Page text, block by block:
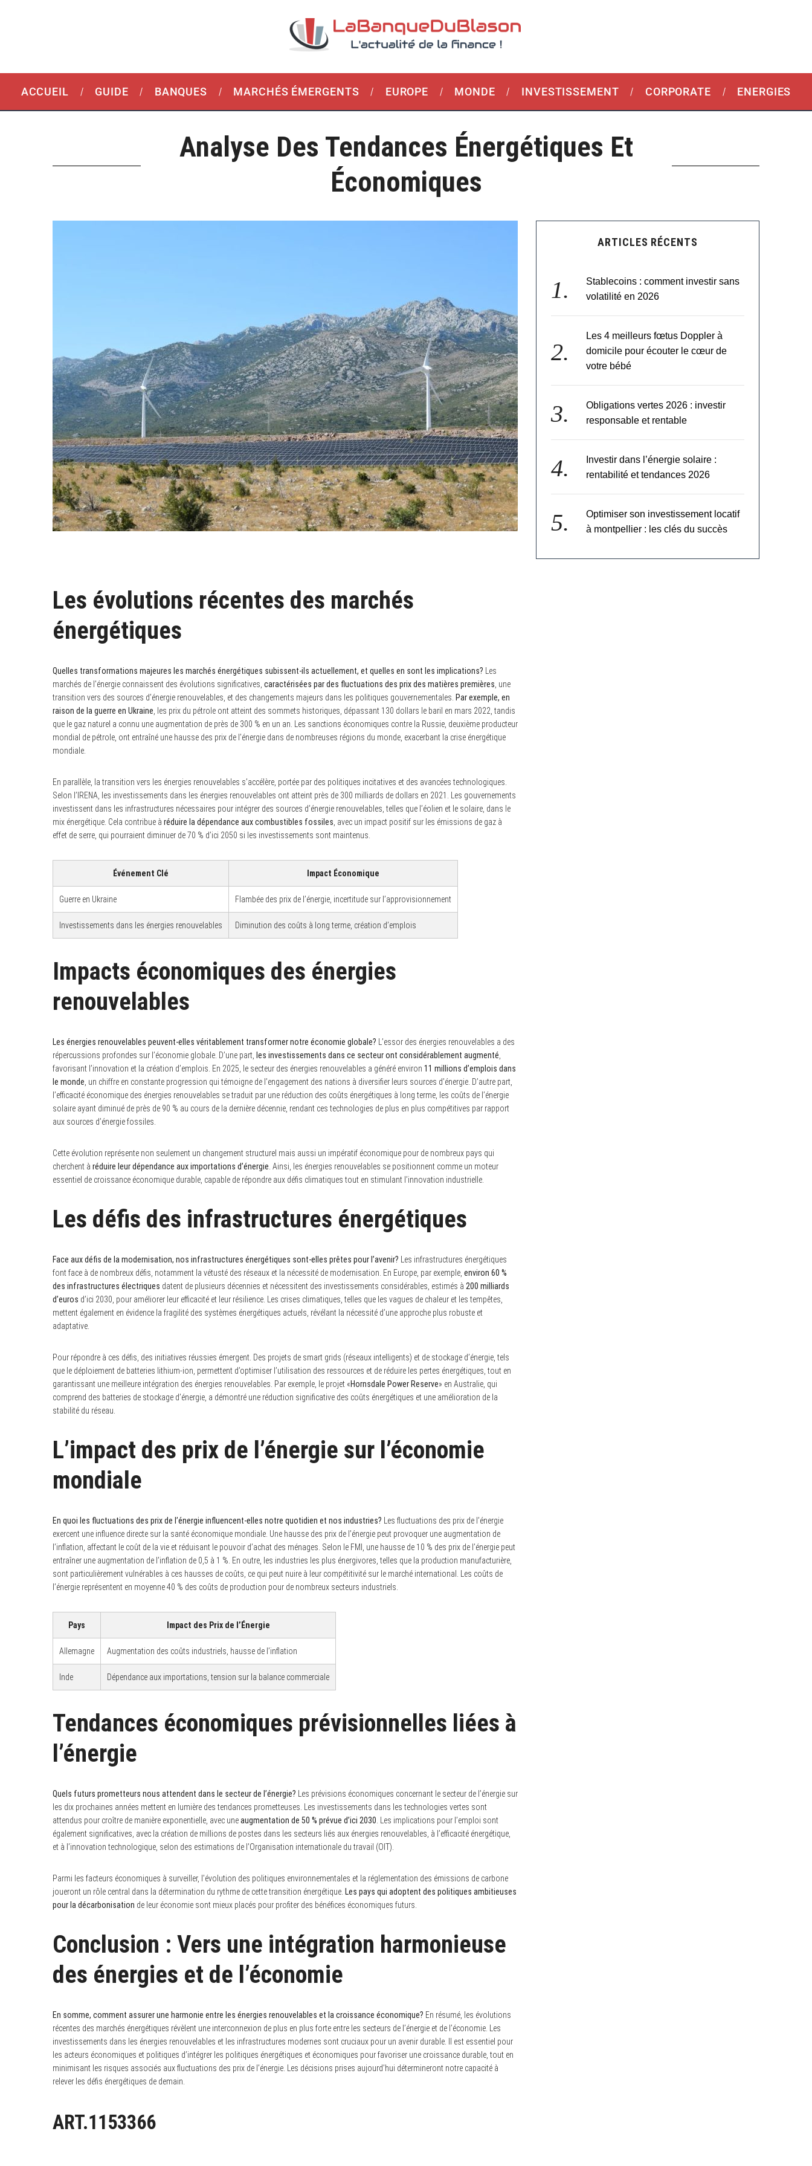
ACCUEIL GUIDE BANQUES MARCHÉS ÉMERGENTS EUROPE MONDE INVESTISSEMENT CORPORATE ENERGIES
Analyse Des Tendances Énergétiques Et
Économiques
Les évolutions récentes des marchés
énergétiques
Quelles transformations majeures les marchés énergétiques subissent-ils actuellement, et quelles en sont les implications? Les
marchés de l’énergie connaissent des évolutions significatives, caractérisées par des fluctuations des prix des matières premières , une
transition vers des sources d’énergie renouvelables, et des changements majeurs dans les politiques gouvernementales. Par exemple, en
raison de la guerre en Ukraine , les prix du pétrole ont atteint des sommets historiques, dépassant 130 dollars le baril en mars 2022, tandis
que le gaz naturel a connu une augmentation de près de 300 % en un an. Les sanctions économiques contre la Russie, deuxième producteur
mondial de pétrole, ont entraîné une hausse des prix de l’énergie dans de nombreuses régions du monde, exacerbant la crise énergétique
mondiale.
En parallèle, la transition vers les énergies renouvelables s’accélère, portée par des politiques incitatives et des avancées technologiques.
Selon l’IRENA, les investissements dans les énergies renouvelables ont atteint près de 300 milliards de dollars en 2021. Les gouvernements
investissent dans les infrastructures nécessaires pour intégrer des sources d’énergie renouvelables, telles que l’éolien et le solaire, dans le
mix énergétique. Cela contribue à réduire la dépendance aux combustibles fossiles , avec un impact positif sur les émissions de gaz à
effet de serre, qui pourraient diminuer de 70 % d’ici 2050 si les investissements sont maintenus.
Événement Clé Impact Économique
Guerre en Ukraine Flambée des prix de l’énergie, incertitude sur l’approvisionnement
Investissements dans les énergies renouvelables Diminution des coûts à long terme, création d’emplois
Impacts économiques des énergies
renouvelables
Les énergies renouvelables peuvent-elles véritablement transformer notre économie globale? L’essor des énergies renouvelables a des
répercussions profondes sur l’économie globale. D’une part, les investissements dans ce secteur ont considérablement augmenté
favorisant l’innovation et la création d’emplois. En 2025, le secteur des énergies renouvelables a généré environ 11 millions d’emplois dans
le monde , un chiffre en constante progression qui témoigne de l’engagement des nations à diversifier leurs sources d’énergie. D’autre part,
l’efficacité économique des énergies renouvelables se traduit par une réduction des coûts énergétiques à long terme, les coûts de l’énergie
solaire ayant diminué de près de 90 % au cours de la dernière décennie, rendant ces technologies de plus en plus compétitives par rapport
aux sources d’énergie fossiles.
Cette évolution représente non seulement un changement structurel mais aussi un impératif économique pour de nombreux pays qui
cherchent à réduire leur dépendance aux importations d’énergie . Ainsi, les énergies renouvelables se positionnent comme un moteur
essentiel de croissance économique durable, capable de répondre aux défis climatiques tout en stimulant l’innovation industrielle.
Les défis des infrastructures énergétiques
Face aux défis de la modernisation, nos infrastructures énergétiques sont-elles prêtes pour l’avenir? Les infrastructures énergétiques
font face à de nombreux défis, notamment la vétusté des réseaux et la nécessité de modernisation. En Europe, par exemple, environ 60 %
des infrastructures électriques datent de plusieurs décennies et nécessitent des investissements considérables, estimés à 200 milliards
d’euros d’ici 2030, pour améliorer leur efficacité et leur résilience. Les crises climatiques, telles que les vagues de chaleur et les tempêtes,
mettent également en évidence la fragilité des systèmes énergétiques actuels, révélant la nécessité d’une approche plus robuste et
adaptative.
Pour répondre à ces défis, des initiatives réussies émergent. Des projets de smart grids (réseaux intelligents) et de stockage d’énergie, tels
que le déploiement de batteries lithium-ion, permettent d’optimiser l’utilisation des ressources et de réduire les pertes énergétiques, tout en
garantissant une meilleure intégration des énergies renouvelables. Par exemple, le projet «Hornsdale Power Reserve» en Australie, qui
comprend des batteries de stockage d’énergie, a démontré une réduction significative des coûts énergétiques et une amélioration de la
stabilité du réseau.
L’impact des prix de l’énergie sur l’économie
mondiale
En quoi les fluctuations des prix de l’énergie influencent-elles notre quotidien et nos industries? Les fluctuations des prix de l’énergie
exercent une influence directe sur la santé économique mondiale. Une hausse des prix de l’énergie peut provoquer une augmentation de
l’inflation, affectant le coût de la vie et réduisant le pouvoir d’achat des ménages. Selon le FMI, une hausse de 10 % des prix de l’énergie peut
entraîner une augmentation de l’inflation de 0,5 à 1 %. En outre, les industries les plus énergivores, telles que la production manufacturière,
sont particulièrement vulnérables à ces hausses de coûts, ce qui peut nuire à leur compétitivité sur le marché international. Les coûts de
l’énergie représentent en moyenne 40 % des coûts de production pour de nombreux secteurs industriels.
Pays Impact des Prix de l’Énergie
Allemagne Augmentation des coûts industriels, hausse de l’inflation
Inde Dépendance aux importations, tension sur la balance commerciale
Tendances économiques prévisionnelles liées à
l’énergie
Quels futurs prometteurs nous attendent dans le secteur de l’énergie? Les prévisions économiques concernant le secteur de l’énergie sur
les dix prochaines années mettent en lumière des tendances prometteuses. Les investissements dans les technologies vertes sont
attendus pour croître de manière exponentielle, avec uneaugmentation de 50 % prévue d’ici 2030 . Les implications pour l’emploi sont
également significatives, avec la création de millions de postes dans les secteurs liés aux énergies renouvelables, à l’efficacité énergétique,
et à l’innovation technologique, selon des estimations de l’Organisation internationale du travail (OIT).
Parmi les facteurs économiques à surveiller, l’évolution des politiques environnementales et la réglementation des émissions de carbone
joueront un rôle central dans la détermination du rythme de cette transition énergétique. Les pays qui adoptent des politiques ambitieuses
pour la décarbonisation de leur économie sont mieux placés pour profiter des bénéfices économiques futurs.
Conclusion : Vers une intégration harmonieuse
des énergies et de l’économie
En somme, comment assurer une harmonie entre les énergies renouvelables et la croissance économique? En résumé, les évolutions
récentes des marchés énergétiques révèlent une interconnexion de plus en plus forte entre les secteurs de l’énergie et de l’économie. Les
investissements dans les énergies renouvelables et les infrastructures modernes sont cruciaux pour un avenir durable. Il est essentiel pour
les acteurs économiques et politiques d’intégrer les politiques énergétiques et économiques pour favoriser une croissance durable, tout en
minimisant les risques associés aux fluctuations des prix de l’énergie. Les décisions prises aujourd’hui détermineront notre capacité à
relever les défis énergétiques de demain.
ART.1153366
ARTICLES RÉCENTS
Stablecoins : comment investir sans
volatilité en 2026
Les 4 meilleurs fœtus Doppler à
domicile pour écouter le cœur de
votre bébé
Obligations vertes 2026 : investir
responsable et rentable
Investir dans l’énergie solaire :
rentabilité et tendances 2026
Optimiser son investissement locatif
à montpellier : les clés du succès
S
e
r
f
o
: